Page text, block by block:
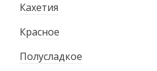
Кахетия
Красное
Полусладкое